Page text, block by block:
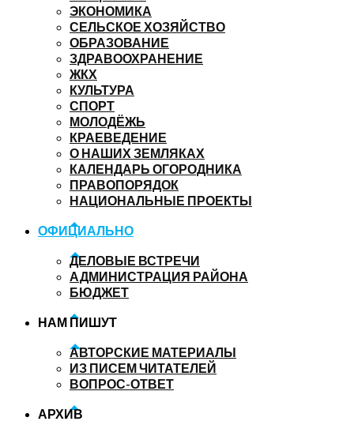
ЭКОНОМИКА
СЕЛЬСКОЕ ХОЗЯЙСТВО
ОБРАЗОВАНИЕ
ЗДРАВООХРАНЕНИЕ
ЖКХ
КУЛЬТУРА
СПОРТ
МОЛОДЁЖЬ
КРАЕВЕДЕНИЕ
О НАШИХ ЗЕМЛЯКАХ
КАЛЕНДАРЬ ОГОРОДНИКА
ПРАВОПОРЯДОК
НАЦИОНАЛЬНЫЕ ПРОЕКТЫ
ОФИЦИАЛЬНО
ДЕЛОВЫЕ ВСТРЕЧИ
АДМИНИСТРАЦИЯ РАЙОНА
БЮДЖЕТ
НАМ ПИШУТ
АВТОРСКИЕ МАТЕРИАЛЫ
ИЗ ПИСЕМ ЧИТАТЕЛЕЙ
ВОПРОС-ОТВЕТ
АРХИВ